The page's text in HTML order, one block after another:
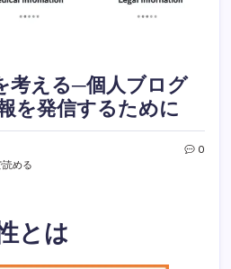
考える─個人ブログ
を発信するために
読める
0
とは